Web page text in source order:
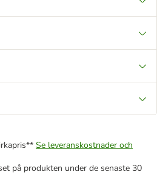
Se leveranskostnader och
på produkten under de senaste 30